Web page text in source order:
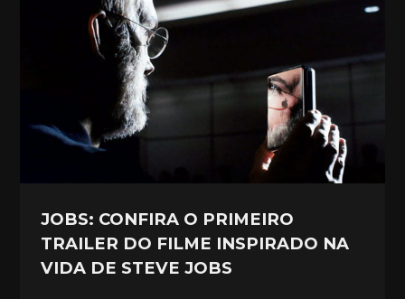
JOBS: CONFIRA O PRIMEIRO
TRAILER DO FILME INSPIRADO NA
VIDA DE STEVE JOBS